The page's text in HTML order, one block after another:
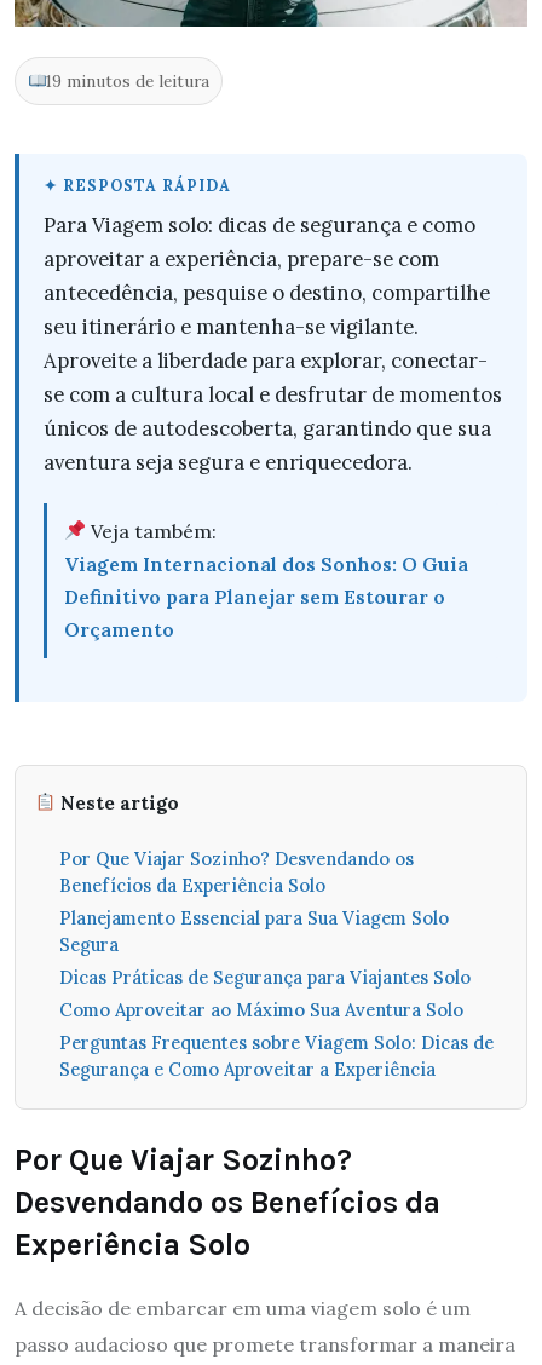
19 minutos de leitura
Para Viagem solo: dicas de segurança e como
aproveitar a experiência, prepare-se com
antecedência, pesquise o destino, compartilhe
seu itinerário e mantenha-se vigilante.
Aproveite a liberdade para explorar, conectar-
se com a cultura local e desfrutar de momentos
únicos de autodescoberta, garantindo que sua
aventura seja segura e enriquecedora.
Veja também:
Viagem Internacional dos Sonhos: O Guia
Definitivo para Planejar sem Estourar o
Orçamento
Neste artigo
Por Que Viajar Sozinho? Desvendando os
Benefícios da Experiência Solo
Planejamento Essencial para Sua Viagem Solo
Segura
Dicas Práticas de Segurança para Viajantes Solo
Como Aproveitar ao Máximo Sua Aventura Solo
Perguntas Frequentes sobre Viagem Solo: Dicas de
Segurança e Como Aproveitar a Experiência
Por Que Viajar Sozinho?
Desvendando os Benefícios da
Experiência Solo
A decisão de embarcar em uma viagem solo é um
passo audacioso que promete transformar a maneira